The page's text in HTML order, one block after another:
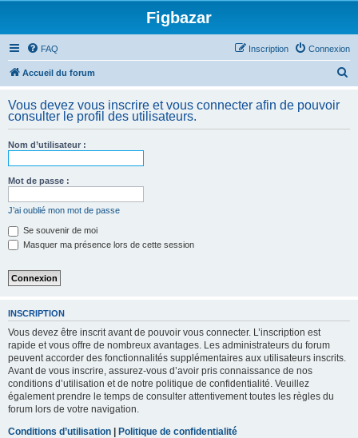
Figbazar
FAQ Connexion
Inscription
Accueil du forum
h
Vous devez vous inscrire et vous connecter afin de pouvoir
consulter le profil des utilisateurs.
Nom d’utilisateur :
Mot de passe :
J’ai oublié mon mot de passe
Se souvenir de moi
Masquer ma présence lors de cette session
INSCRIPTION
Vous devez être inscrit avant de pouvoir vous connecter. L’inscription est
rapide et vous offre de nombreux avantages. Les administrateurs du forum
peuvent accorder des fonctionnalités supplémentaires aux utilisateurs inscrits.
Avant de vous inscrire, assurez-vous d’avoir pris connaissance de nos
conditions d’utilisation et de notre politique de confidentialité. Veuillez
également prendre le temps de consulter attentivement toutes les règles du
forum lors de votre navigation.
Conditions d’utilisation | Politique de confidentialité